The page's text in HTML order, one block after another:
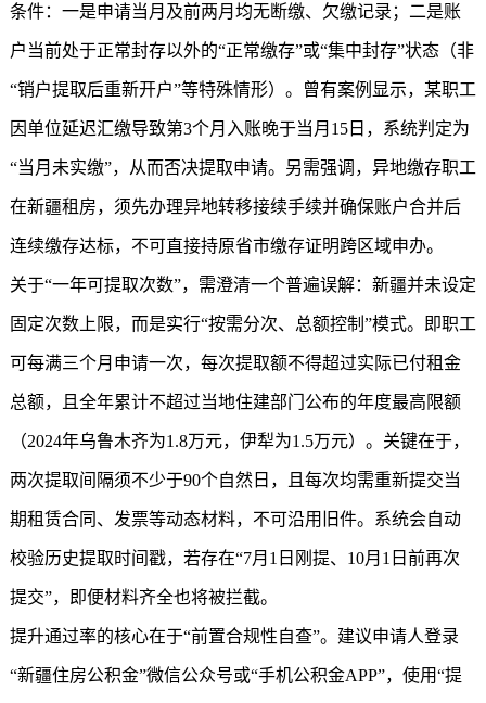
条件：一是申请当月及前两月均无断缴、欠缴记录；二是账
户当前处于正常封存以外的“正常缴存”或“集中封存”状态（非
“销户提取后重新开户”等特殊情形）。曾有案例显示，某职工
因单位延迟汇缴导致第3个月入账晚于当月15日，系统判定为
“当月未实缴”，从而否决提取申请。另需强调，异地缴存职工
在新疆租房，须先办理异地转移接续手续并确保账户合并后
连续缴存达标，不可直接持原省市缴存证明跨区域申办。
关于“一年可提取次数”，需澄清一个普遍误解：新疆并未设定
固定次数上限，而是实行“按需分次、总额控制”模式。即职工
可每满三个月申请一次，每次提取额不得超过实际已付租金
总额，且全年累计不超过当地住建部门公布的年度最高限额
（2024年乌鲁木齐为1.8万元，伊犁为1.5万元）。关键在于，
两次提取间隔须不少于90个自然日，且每次均需重新提交当
期租赁合同、发票等动态材料，不可沿用旧件。系统会自动
校验历史提取时间戳，若存在“7月1日刚提、10月1日前再次
提交”，即便材料齐全也将被拦截。
提升通过率的核心在于“前置合规性自查”。建议申请人登录
“新疆住房公积金”微信公众号或“手机公积金APP”，使用“提